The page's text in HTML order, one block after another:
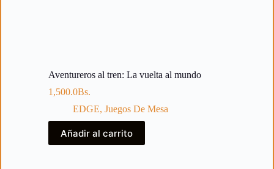
Aventureros al tren: La vuelta al mundo
1,500.0Bs.
EDGE, Juegos De Mesa
Añadir al carrito